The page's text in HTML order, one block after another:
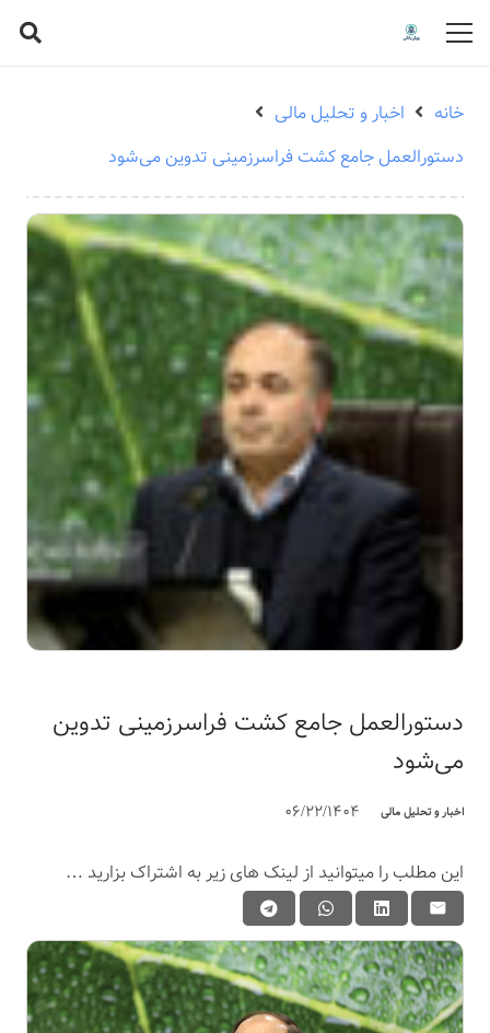
خانه
اخبار و تحلیل مالی
دستورالعمل جامع کشت فراسرزمینی تدوین می‌شود
دستورالعمل جامع کشت فراسرزمینی تدوین
می‌شود
اخبار و تحلیل مالی 06/22/1404
این مطلب را میتوانید از لینک های زیر به اشتراک بزارید …